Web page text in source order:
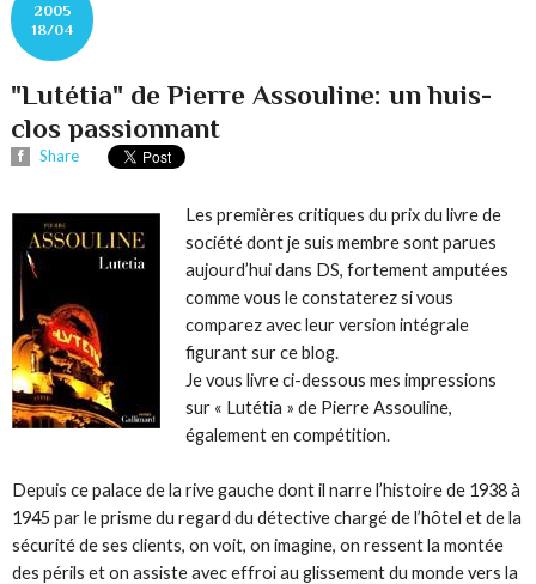
2005
18/04
"Lutétia" de Pierre Assouline: un huis-
clos passionnant
Share
Les premières critiques du prix du livre de
société dont je suis membre sont parues
aujourd’hui dans DS, fortement amputées
comme vous le constaterez si vous
comparez avec leur version intégrale
figurant sur ce blog.
Je vous livre ci-dessous mes impressions
sur « Lutétia » de Pierre Assouline,
également en compétition.
Depuis ce palace de la rive gauche dont il narre l’histoire de 1938 à
1945 par le prisme du regard du détective chargé de l’hôtel et de la
sécurité de ses clients, on voit, on imagine, on ressent la montée
des périls et on assiste avec effroi au glissement du monde vers la